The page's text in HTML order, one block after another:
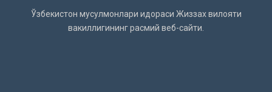
Ўзбекистон мусулмонлари идораси Жиззах вилояти
вакиллигининг расмий веб-сайти.